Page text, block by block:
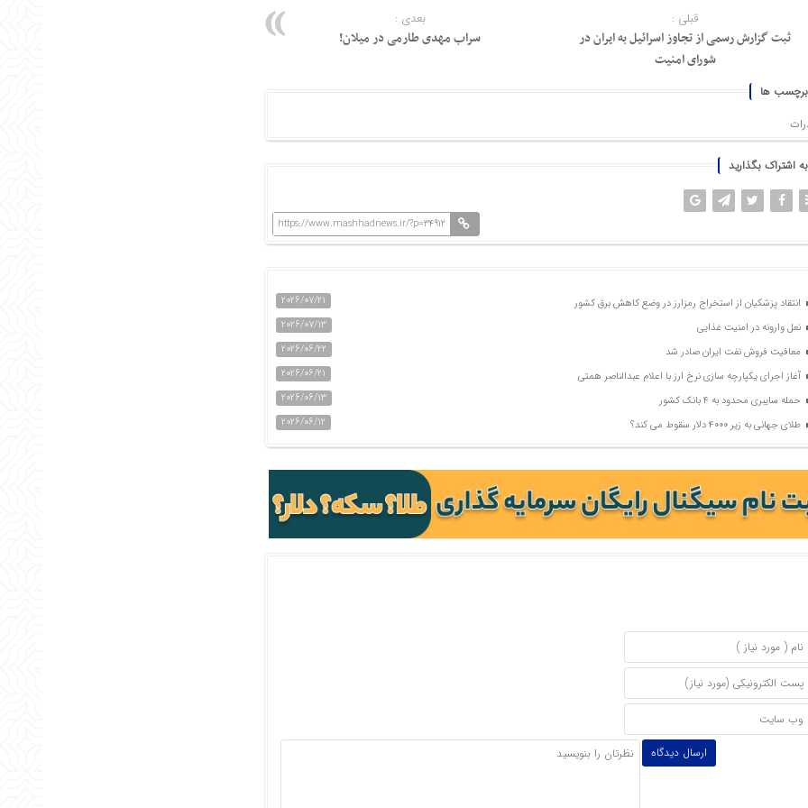
بعدی :
سراب مهدی طارمی در میلان!
قبلی :
ثبت گزارش رسمی از تجاوز اسرائیل به ایران در
شورای امنیت
برچسب ها
به اشتراک بگذارید
https://www.mashhadnews.ir/?p=34912
انتقاد پزشکیان از استخراج رمزارز در وضع کاهش برق کشور
2026/07/21
نعل وارونه در امنیت غذایی
2026/07/13
معافیت فروش نفت ایران صادر شد
2026/06/22
آغاز اجرای یکپارچه سازی نرخ ارز با اعلام عبدالناصر همتی
2026/06/21
حمله سایبری محدود به 4 بانک کشور
2026/06/13
طلای جهانی به زیر 4000 دلار سقوط می کند؟
2026/06/12